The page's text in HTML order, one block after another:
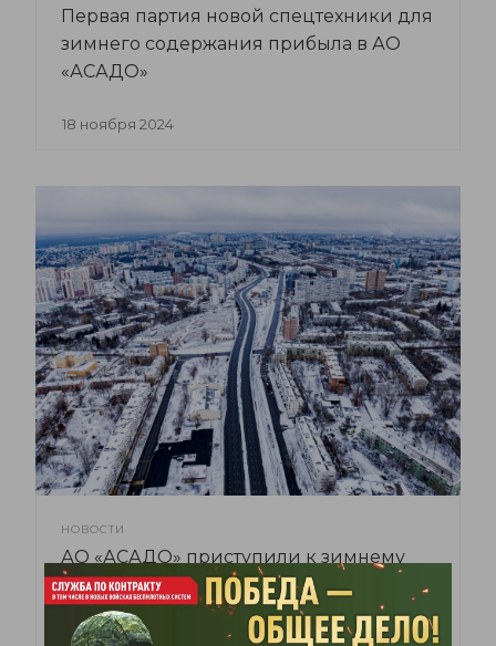
Первая партия новой спецтехники для
зимнего содержания прибыла в АО
«АСАДО»
18 ноября 2024
НОВОСТИ
АО «АСАДО» приступили к зимнему
содержанию автодорог 2024 - 2025 гг.
2 ноября 2024